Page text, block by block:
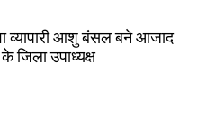
व्यापारी आशु बंसल बने आजाद
के जिला उपाध्यक्ष